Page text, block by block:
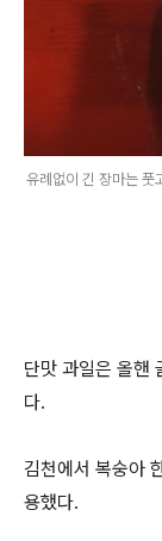
유례없이 긴 장마는 풋
단맛 과일은 올핸
다.
김천에서 복숭아
용했다.